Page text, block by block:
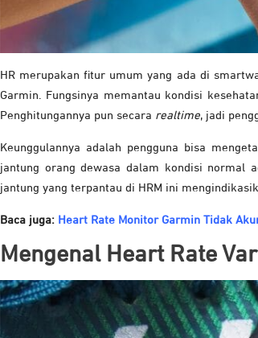
HR merupakan fitur umum yang ada di
Garmin. Fungsinya memantau kondisi
Penghitungannya pun secara realtime, jadi
Keunggulannya adalah pengguna bisa
jantung orang dewasa dalam kondisi normal
jantung yang terpantau di HRM ini
Baca juga: Heart Rate Monitor Garmin Tidak
Mengenal Heart Rate